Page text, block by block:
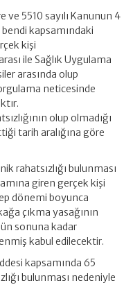
ve 5510 sayılı Kanunun 4
kapsamındaki
kişi
ile Sağlık Uygulama
arasında olup
neticesinde
olup olmadığı
tarih aralığına göre
rahatsızlığı bulunması
giren gerçek kişi
dönemi boyunca
çıkma yasağının
sonuna kadar
kabul edilecektir.
kapsamında 65
bulunması nedeniyle